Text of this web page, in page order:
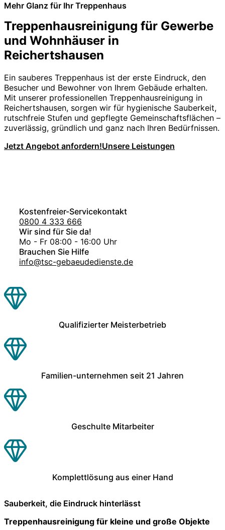
Mehr Glanz für Ihr Treppenhaus
Treppenhausreinigung für Gewerbe
und Wohnhäuser in
Reichertshausen
Ein sauberes Treppenhaus ist der erste Eindruck, den
Besucher und Bewohner von Ihrem Gebäude erhalten.
Mit unserer professionellen Treppenhausreinigung in
Reichertshausen, sorgen wir für hygienische Sauberkeit,
rutschfreie Stufen und gepflegte Gemeinschaftsflächen –
zuverlässig, gründlich und ganz nach Ihren Bedürfnissen.
Jetzt Angebot anfordern!Unsere Leistungen
Kostenfreier-Servicekontakt
0800 4 333 666
Wir sind für Sie da!
Mo - Fr 08:00 - 16:00 Uhr
Brauchen Sie Hilfe
info@tsc-gebaeudedienste.de
Qualifizierter Meisterbetrieb
Familien-unternehmen seit 21 Jahren
Geschulte Mitarbeiter
Komplettlösung aus einer Hand
Sauberkeit, die Eindruck hinterlässt
Treppenhausreinigung für kleine und große Objekte